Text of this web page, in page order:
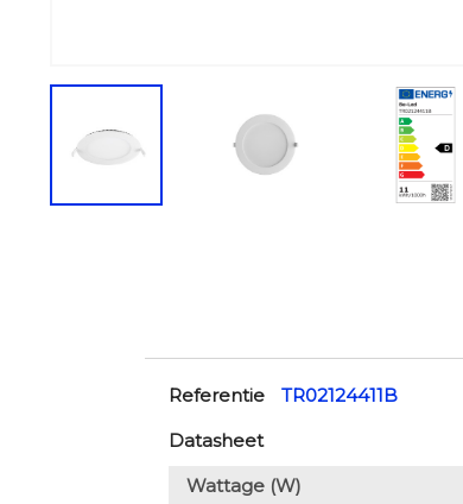
Referentie
TR02124411B
Datasheet
Wattage (W)